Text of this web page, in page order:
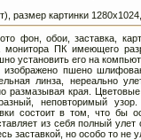
размер картинки
фон, обои, заставка,
монитора ПК имеющего
установить его на
пшено
линза, нереально
размазывая края.
неповторимый
состоит в том, что бы
из себя полный
заставкой, но особо то не